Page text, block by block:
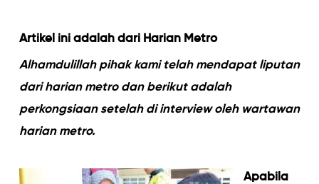
Artikel ini adalah dari Harian Metro
Alhamdulillah pihak kami telah mendapat liputan
dari harian metro dan berikut adalah
perkongsiaan setelah di interview oleh wartawan
harian metro.
Apabila